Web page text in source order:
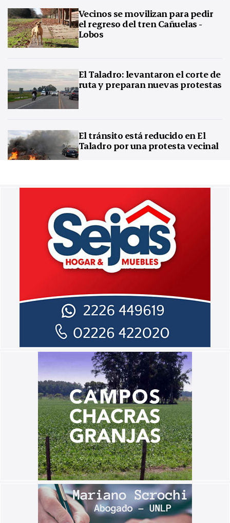
Vecinos se movilizan para pedir
el regreso del tren Cañuelas -
Lobos
El Taladro: levantaron el corte de
ruta y preparan nuevas protestas
El tránsito está reducido en El
Taladro por una protesta vecinal